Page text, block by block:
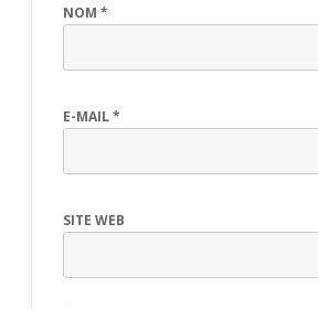
NOM *
E-MAIL*
SITE WEB